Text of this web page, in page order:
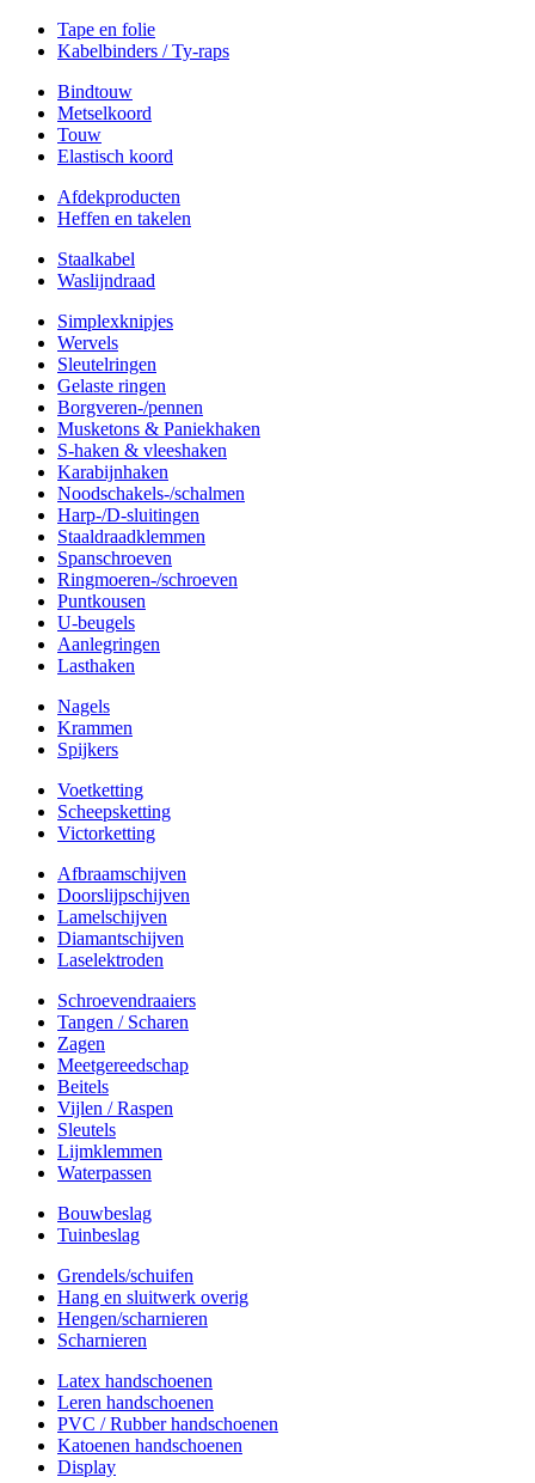
Tape en folie
Kabelbinders / Ty-raps
Bindtouw
Metselkoord
Touw
Elastisch koord
Afdekproducten
Heffen en takelen
Staalkabel
Waslijndraad
Simplexknipjes
Wervels
Sleutelringen
Gelaste ringen
Borgveren-/pennen
Musketons & Paniekhaken
S-haken & vleeshaken
Karabijnhaken
Noodschakels-/schalmen
Harp-/D-sluitingen
Staaldraadklemmen
Spanschroeven
Ringmoeren-/schroeven
Puntkousen
U-beugels
Aanlegringen
Lasthaken
Nagels
Krammen
Spijkers
Voetketting
Scheepsketting
Victorketting
Afbraamschijven
Doorslijpschijven
Lamelschijven
Diamantschijven
Laselektroden
Schroevendraaiers
Tangen / Scharen
Zagen
Meetgereedschap
Beitels
Vijlen / Raspen
Sleutels
Lijmklemmen
Waterpassen
Bouwbeslag
Tuinbeslag
Grendels/schuifen
Hang en sluitwerk overig
Hengen/scharnieren
Scharnieren
Latex handschoenen
Leren handschoenen
PVC / Rubber handschoenen
Katoenen handschoenen
Display